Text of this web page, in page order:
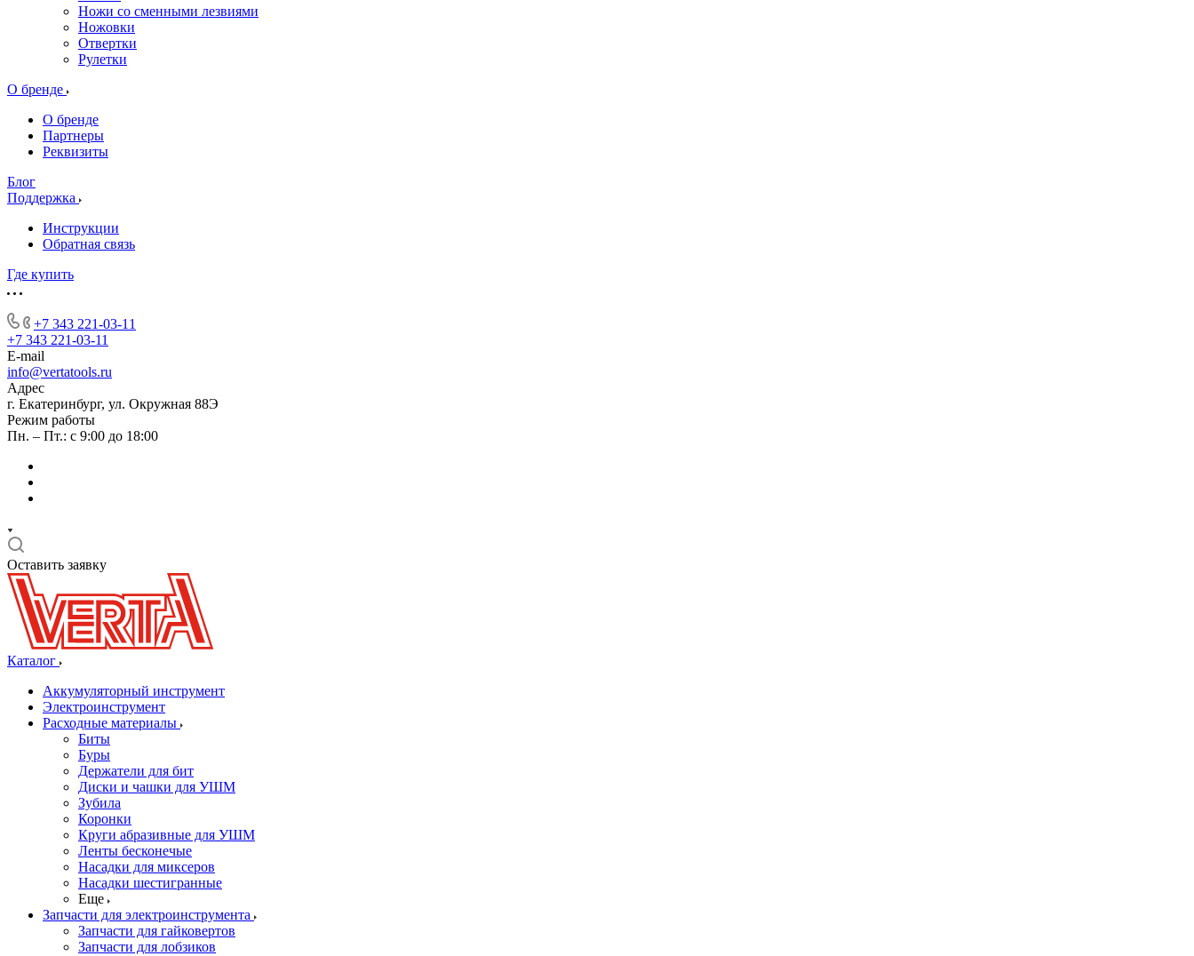
Ножи со сменными лезвиями
Ножовки
Отвертки
Рулетки
О бренде
О бренде
Партнеры
Реквизиты
Блог
Поддержка
Инструкции
Обратная связь
Где купить
+7 343 221-03-11
+7 343 221-03-11
E-mail
info@vertatools.ru
Адрес
г. Екатеринбург, ул. Окружная 88Э
Режим работы
Пн. – Пт.: с 9:00 до 18:00
Оставить заявку
Каталог
Аккумуляторный инструмент
Электроинструмент
Расходные материалы
Биты
Буры
Держатели для бит
Диски и чашки для УШМ
Зубила
Коронки
Круги абразивные для УШМ
Ленты бесконечые
Насадки для миксеров
Насадки шестигранные
Еще
Запчасти для электроинструмента
Запчасти для гайковертов
Запчасти для лобзиков